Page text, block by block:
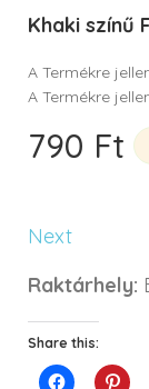
Khaki színű
A Termékre
A Termékre
790 Ft
Next
Raktárhely:
Share this: